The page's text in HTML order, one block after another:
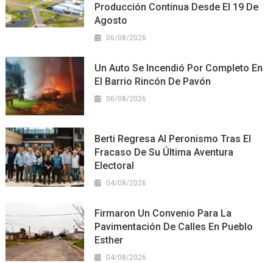
Producción Continua Desde El 19 De
Agosto
06/08/2026
Un Auto Se Incendió Por Completo En
El Barrio Rincón De Pavón
06/08/2026
Berti Regresa Al Peronismo Tras El
Fracaso De Su Última Aventura
Electoral
04/08/2026
Firmaron Un Convenio Para La
Pavimentación De Calles En Pueblo
Esther
04/08/2026